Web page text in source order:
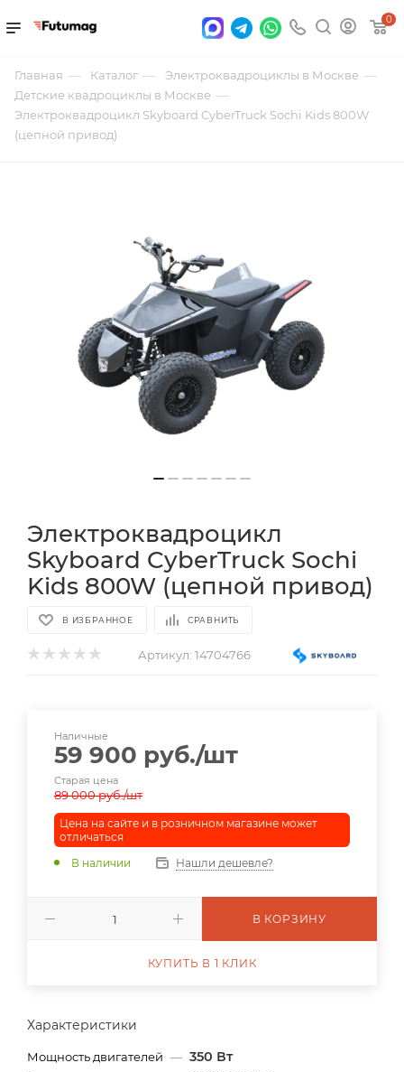
0
Главная — Каталог — Электроквадроциклы в Москве —
Детские квадроциклы в Москве —
Электроквадроцикл Skyboard CyberTruck Sochi Kids 800W
(цепной привод)
Электроквадроцикл
Skyboard CyberTruck Sochi
Kids 800W (цепной привод)
В ИЗБРАННОЕ СРАВНИТЬ
Артикул: 14704766
Характеристики
Мощность двигателей — 350 Вт
Наличные
59 900 руб./шт
Старая цена
89 000руб./шт
Цена на сайте и в розничном магазине может
отличаться
В наличии
Нашли дешевле?
В КОРЗИНУ
КУПИТЬ В 1 КЛИК